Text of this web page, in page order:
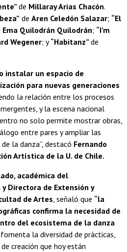
de Millaray Arias Chacón.
de Aren Celedón Salazar; “El
Ema Quilodrán Quilodrán; “I’m
Wegener; y“Habitanz” de
instalar un espacio de
para nuevas generaciones
la relación entre los procesos
y la escena nacional
no solo permite mostrar obras,
entre pares y ampliar las
la danza”, destacó Fernando
Artística de la U. de Chile.
académica del
Directora de Extensión y
de Artes , señaló que “la
confirma la necesidad de
del ecosistema de la danza
la diversidad de prácticas,
creación que hoy están